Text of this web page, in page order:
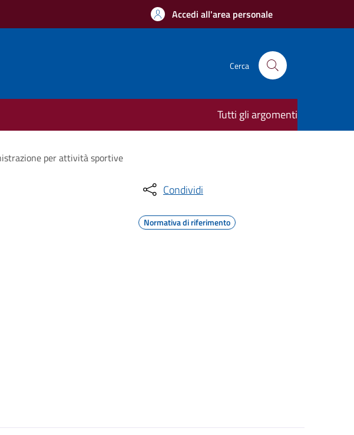
Accedi all'area personale
Cerca
Tutti gli argomenti
per attività sportive
Condividi
Normativa di riferimento